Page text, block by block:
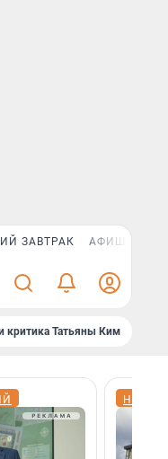
ЗАВТРАК АФИША PLUS
критика Татьяны Ким